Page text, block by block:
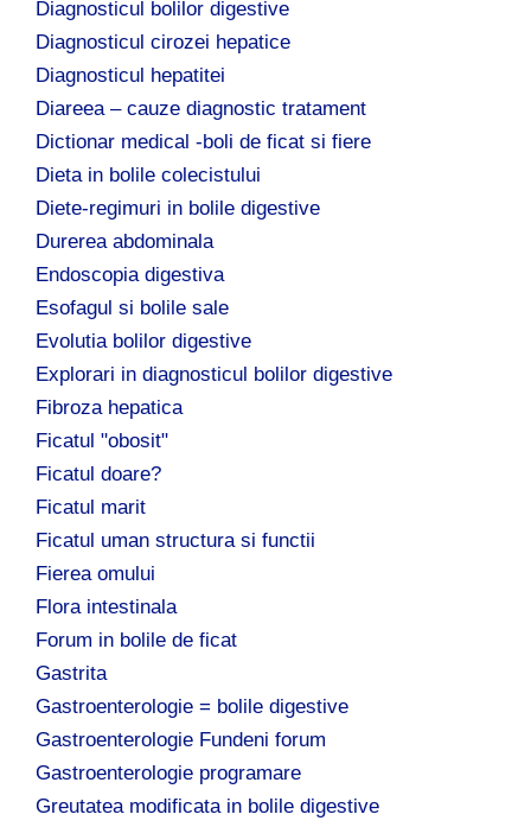
Diagnosticul bolilor digestive
Diagnosticul cirozei hepatice
Diagnosticul hepatitei
Diareea – cauze diagnostic tratament
Dictionar medical -boli de ficat si fiere
Dieta in bolile colecistului
Diete-regimuri in bolile digestive
Durerea abdominala
Endoscopia digestiva
Esofagul si bolile sale
Evolutia bolilor digestive
Explorari in diagnosticul bolilor digestive
Fibroza hepatica
Ficatul "obosit"
Ficatul doare?
Ficatul marit
Ficatul uman structura si functii
Fierea omului
Flora intestinala
Forum in bolile de ficat
Gastrita
Gastroenterologie = bolile digestive
Gastroenterologie Fundeni forum
Gastroenterologie programare
Greutatea modificata in bolile digestive